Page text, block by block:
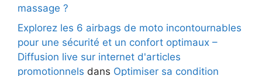
massage ?
Explorez les 6 airbags de moto incontournables
pour une sécurité et un confort optimaux –
Diffusion live sur internet d'articles
promotionnels dans Optimiser sa condition